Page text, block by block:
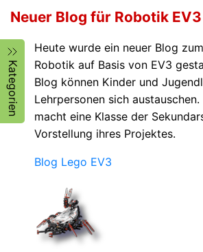
Titel Text Autor/in
Neuer Blog für Robotik
Kategorien
Heute wurde ein neuer Blog
Robotik auf Basis von EV3
Blog können Kinder und
Lehrpersonen sich
macht eine Klasse der
Vorstellung ihres Projektes.
Blog Lego EV3